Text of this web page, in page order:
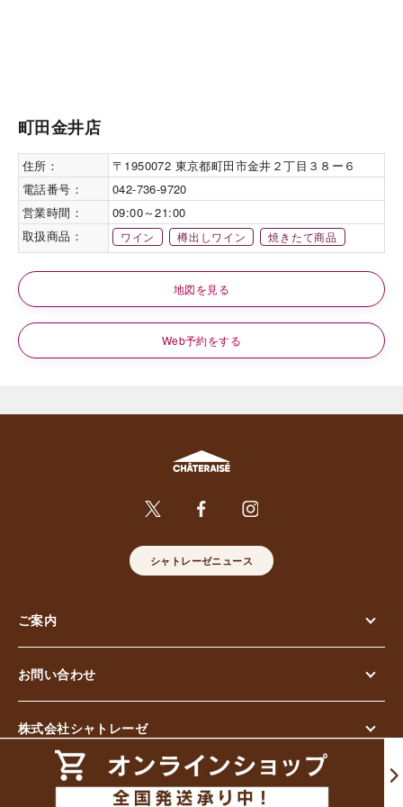
町田金井店
住所：
〒1950072 東京都町田市金井２丁目３８ー６
電話番号：
042-736-9720
営業時間：
09:00～21:00
取扱商品：
ワイン 樽出しワイン 焼きたて商品
地図を見る
Web予約をする
シャトレーゼニュース
ご案内
お問い合わせ
株式会社シャトレーゼ
© Chateraise Co.,Ltd. All Rights Reserved.